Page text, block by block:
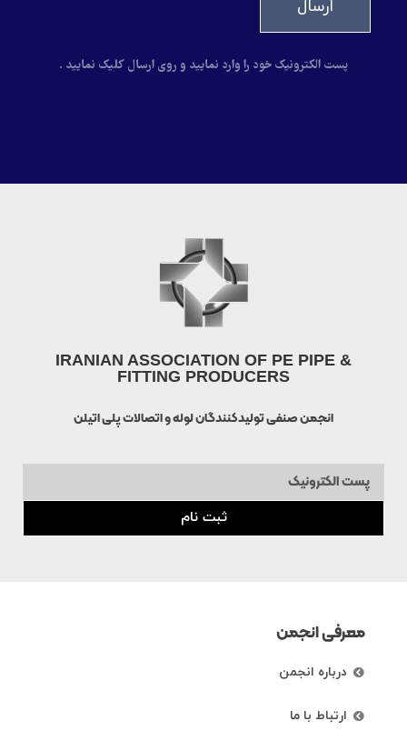
ارسال
پست الکترونیک خود را وارد نمایید و روی ارسال کلیک نمایید .
IRANIAN ASSOCIATION OF PE PIPE &
FITTING PRODUCERS
انجمن صنفی تولیدکنندگان لوله و اتصالات پلی اتیلن
ثبت نام
معرفی انجمن
درباره انجمن
ارتباط با ما